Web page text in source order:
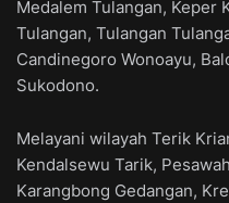
Medalem Tulangan, Keper
Tulangan, Tulangan
Candinegoro Wonoayu,
Sukodono.
Melayani wilayah Terik
Kendalsewu Tarik,
Karangbong Gedangan,